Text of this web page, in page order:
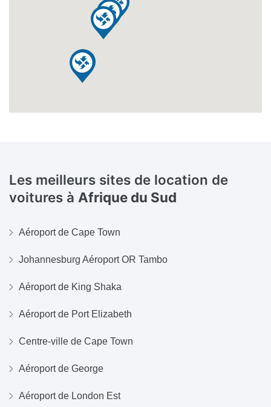
Les meilleurs sites de location de
voitures à Afrique du Sud
Aéroport de Cape Town
Johannesburg Aéroport OR Tambo
Aéroport de King Shaka
Aéroport de Port Elizabeth
Centre-ville de Cape Town
Aéroport de George
Aéroport de London Est